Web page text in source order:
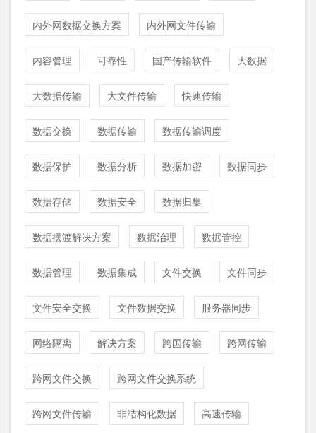
内外网数据交换方案 内外网文件传输
内容管理 可靠性 国产传输软件 大数据
大数据传输 大文件传输 快速传输
数据交换 数据传输 数据传输调度
数据保护 数据分析 数据加密 数据同步
数据存储 数据安全 数据归集
数据摆渡解决方案 数据治理 数据管控
数据管理 数据集成 文件交换 文件同步
文件安全交换 文件数据交换 服务器同步
网络隔离 解决方案 跨国传输 跨网传输
跨网文件交换 跨网文件交换系统
跨网文件传输 非结构化数据 高速传输